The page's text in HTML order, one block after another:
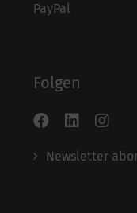
PayPal
Folgen
Newsletter